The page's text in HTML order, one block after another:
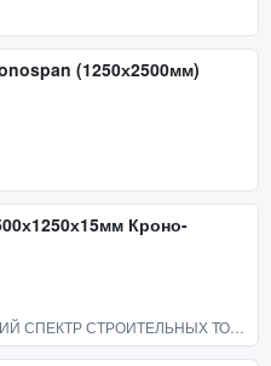
(1250х2500мм)
Кроно-